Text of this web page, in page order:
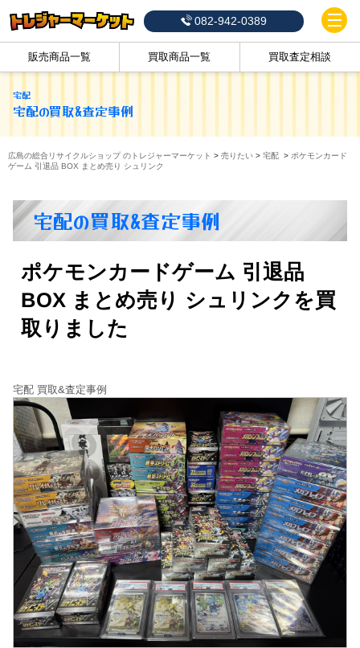
082-942-0389
販売商品一覧 買取商品一覧 買取査定相談
宅配
宅配の買取&査定事例
広島の総合リサイクルショップ のトレジャーマーケット > 売りたい > 宅配 > ポケモンカード
ゲーム 引退品 BOX まとめ売り シュリンク
宅配の買取&査定事例
ポケモンカードゲーム 引退品
BOX まとめ売り シュリンクを買
取りました
宅配 買取&査定事例